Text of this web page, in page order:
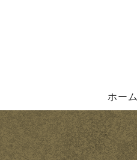
ホーム